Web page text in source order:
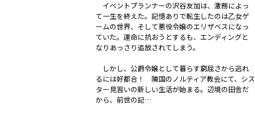
イベントプランナーの沢谷友加は、激務によっ
て一生を終えた。記憶ありで転生したのは乙女ゲ
ームの世界、そして悪役令嬢のエリザベスになっ
ていた。運命に抗おうとするも、エンディングと
なりあっさり追放されてしまう。
しかし、公爵令嬢として暮らす窮屈さから逃れ
るには好都合！ 隣国のノルティア教会にて、シス
ター見習いの新しい生活が始まる。辺境の田舎だ
から、前世の記…